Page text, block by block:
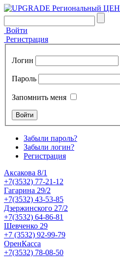
Войти
Регистрация
Логин
Пароль
Запомнить меня
Забыли пароль?
Забыли логин?
Регистрация
Аксакова 8/1
+7(3532) 77-21-12
Гагарина 29/2
+7(3532) 43-53-85
Дзержинского 27/2
+7(3532) 64-86-81
Шевченко 29
+7 (3532) 92-99-79
ОренКасса
+7(3532) 78-08-50